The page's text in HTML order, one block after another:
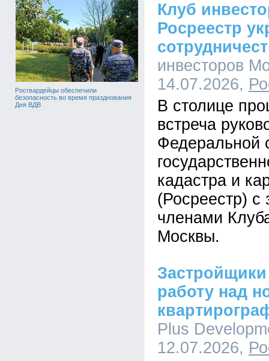
Росгвардейцы обеспечили
безопасность во время празднования
Дня ВДВ
Клуб
Росреестр
инвесторов
14.07.2026,
В столице
встреча
Федеральной
кадастра и
(Росреестр) с
членами
Москвы.
работу над
Plus
12.07.2026,